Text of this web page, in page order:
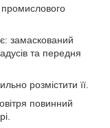
промислового
замаскований
та передня
розмістити її.
повинний